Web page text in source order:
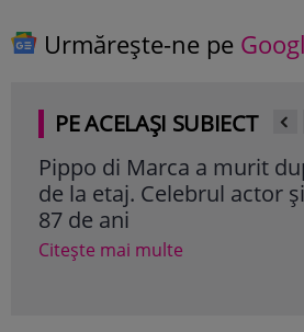
Urmărește-ne pe
PE ACELAȘI SUBIECT
Pippo di Marca a murit
de la etaj. Celebrul actor
87 de ani
Citește mai multe